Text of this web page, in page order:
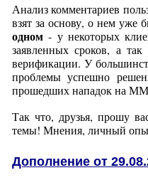
Анализ комментариев
взят за основу, о нем уже
одном - у некоторых
заявленных сроков, а
верификации. У
проблемы успешно
прошедших нападок на
Так что, друзья, прошу
темы! Мнения, личный
Дополнение от